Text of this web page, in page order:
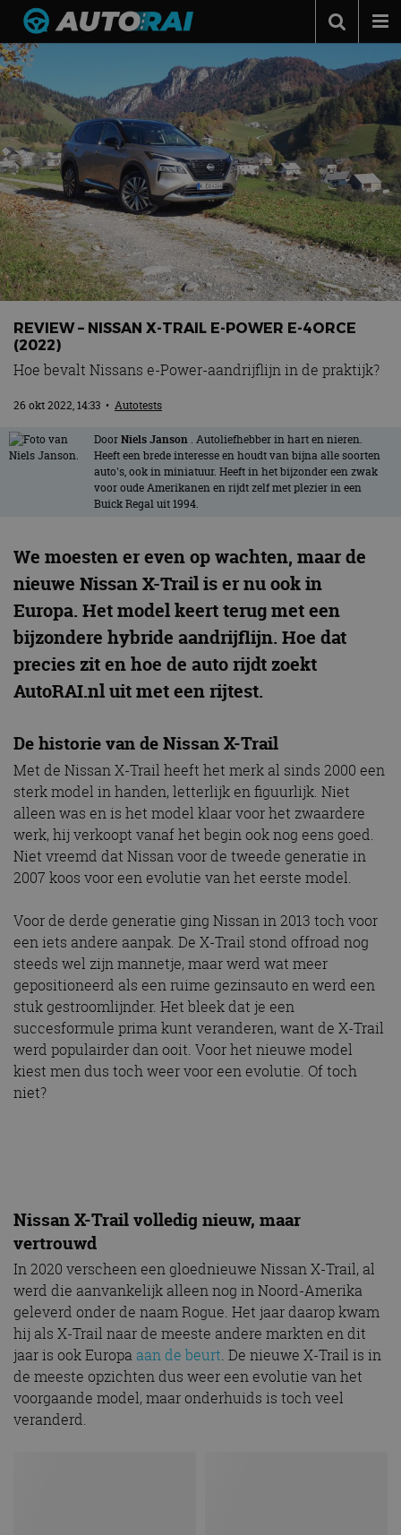
Autonieuws
Podcast
Autotests
Automerken
Adverteren
Contact
MotorRAI.nl
REVIEW – NISSAN X-TRAIL E-POWER E-4ORCE
(2022)
Hoe bevalt Nissans e-Power-aandrijflijn in de praktijk?
26 okt 2022, 14:33 • Autotests
DoorNiels Janson . Autoliefhebber in hart en nieren.
Heeft een brede interesse en houdt van bijna alle soorten
auto's, ook in miniatuur. Heeft in het bijzonder een zwak
voor oude Amerikanen en rijdt zelf met plezier in een
Buick Regal uit 1994.
We moesten er even op wachten, maar de
nieuwe Nissan X-Trail is er nu ook in
Europa. Het model keert terug met een
bijzondere hybride aandrijflijn. Hoe dat
precies zit en hoe de auto rijdt zoekt
AutoRAI.nl uit met een rijtest.
De historie van de Nissan X-Trail
Met de Nissan X-Trail heeft het merk al sinds 2000 een
sterk model in handen, letterlijk en figuurlijk. Niet
alleen was en is het model klaar voor het zwaardere
werk, hij verkoopt vanaf het begin ook nog eens goed.
Niet vreemd dat Nissan voor de tweede generatie in
2007 koos voor een evolutie van het eerste model.
Voor de derde generatie ging Nissan in 2013 toch voor
een iets andere aanpak. De X-Trail stond offroad nog
steeds wel zijn mannetje, maar werd wat meer
gepositioneerd als een ruime gezinsauto en werd een
stuk gestroomlijnder. Het bleek dat je een
succesformule prima kunt veranderen, want de X-Trail
werd populairder dan ooit. Voor het nieuwe model
kiest men dus toch weer voor een evolutie. Of toch
niet?
Nissan X-Trail volledig nieuw, maar
vertrouwd
In 2020 verscheen een gloednieuwe Nissan X-Trail, al
werd die aanvankelijk alleen nog in Noord-Amerika
geleverd onder de naam Rogue. Het jaar daarop kwam
hij als X-Trail naar de meeste andere markten en dit
jaar is ook Europa aan de beurt. De nieuwe X-Trail is in
de meeste opzichten dus weer een evolutie van het
voorgaande model, maar onderhuids is toch veel
veranderd.